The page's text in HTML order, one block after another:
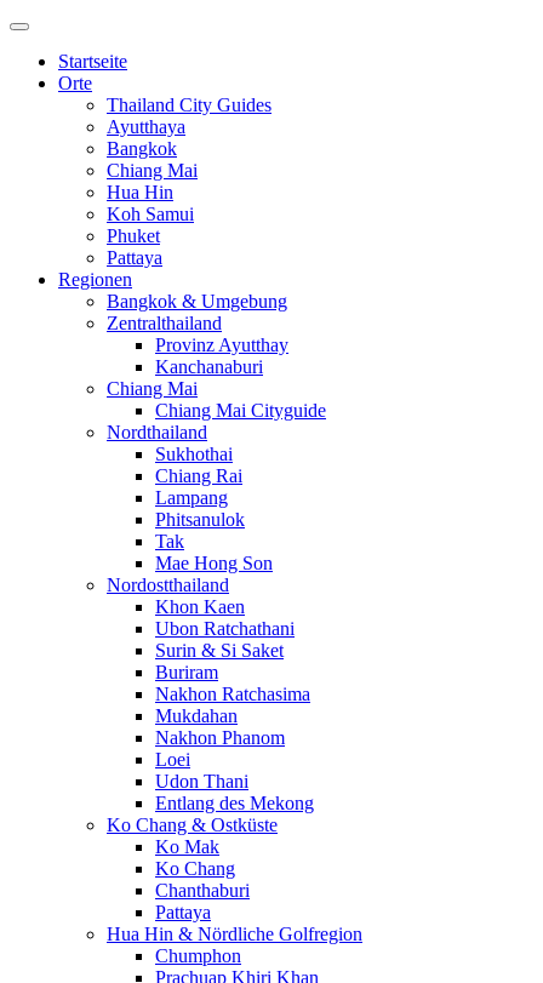
Startseite
Orte
Thailand City Guides
Ayutthaya
Bangkok
Chiang Mai
Hua Hin
Koh Samui
Phuket
Pattaya
Regionen
Bangkok & Umgebung
Zentralthailand
Provinz Ayutthay
Kanchanaburi
Chiang Mai
Chiang Mai Cityguide
Nordthailand
Sukhothai
Chiang Rai
Lampang
Phitsanulok
Tak
Mae Hong Son
Nordostthailand
Khon Kaen
Ubon Ratchathani
Surin & Si Saket
Buriram
Nakhon Ratchasima
Mukdahan
Nakhon Phanom
Loei
Udon Thani
Entlang des Mekong
Ko Chang & Ostküste
Ko Mak
Ko Chang
Chanthaburi
Pattaya
Hua Hin & Nördliche Golfregion
Chumphon
Prachuap Khiri Khan